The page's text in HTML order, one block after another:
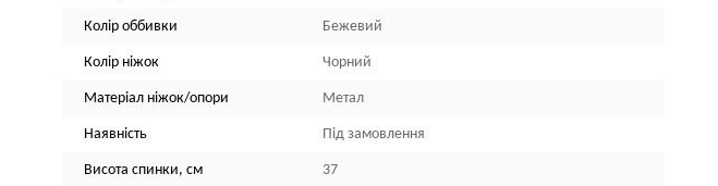
Колір оббивки Бежевий
Колір ніжок Чорний
Матеріал ніжок/опори Метал
Наявність Під замовлення
Висота спинки, см 37